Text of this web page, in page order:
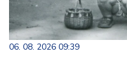
06. 08. 2026 09:39